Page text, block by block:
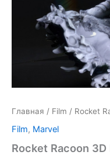
Главная / Film / Rocket
Film, Marvel
Rocket Racoon 3D